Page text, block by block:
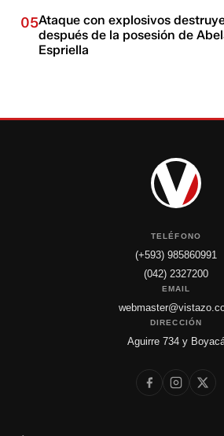
05Ataque con explosivos
después de la posesión de
Espriella
TELÉFONO
(+593) 985860991
(042) 2327200
EMAIL
DIRECCIÓN
Aguirre 734 y